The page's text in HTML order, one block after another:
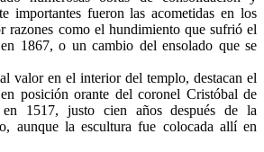
importantes fueron las acometidas en los
como el hundimiento que sufrió el
1867, o un cambio del ensolado que se
valor en el interior del templo, destacan el
posición orante del coronel Cristóbal de
1517, justo cien años después de la
aunque la escultura fue colocada allí en